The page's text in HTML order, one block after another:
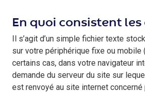
En quoi consistent les
Il s’agit d’un simple fichier texte
sur votre périphérique fixe ou mobile
certains cas, dans votre navigateur
demande du serveur du site sur
est renvoyé au site internet